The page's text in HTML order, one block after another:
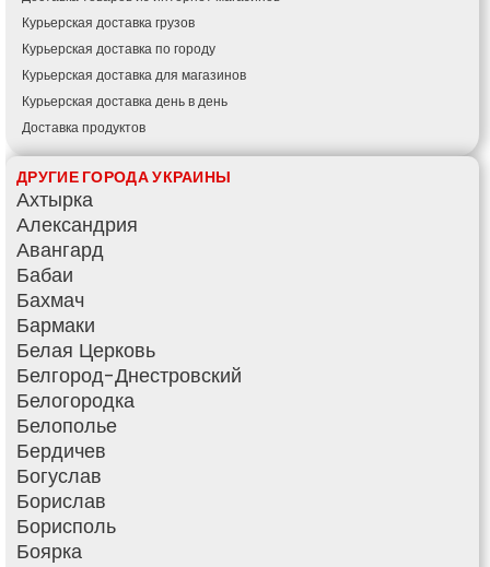
Курьерская доставка грузов
Курьерская доставка по городу
Курьерская доставка для магазинов
Курьерская доставка день в день
Доставка продуктов
Купить и доставить
Обратная доставка
Быстрая курьерская доставка
Доставка за 60 минут
Доставить товар клиенту
Заказ еды на дом
АТБ доставка
Сильпо доставка
Варус доставка
Ашан доставка
ДРУГИЕ ГОРОДА УКРАИНЫ
Ахтырка
Александрия
Авангард
Бабаи
Бахмач
Бармаки
Белая Церковь
Белгород-Днестровский
Белогородка
Белополье
Бердичев
Богуслав
Борислав
Борисполь
Боярка